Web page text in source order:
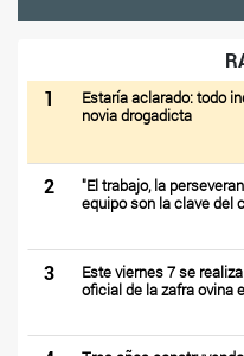
1
Estaría aclarado: todo
novia drogadicta
2
"El trabajo, la
equipo son la clave del
3
Este viernes 7 se
oficial de la zafra ovina